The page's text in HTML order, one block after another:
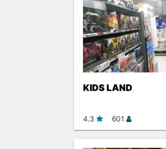
KIDS LAND
4.3 601